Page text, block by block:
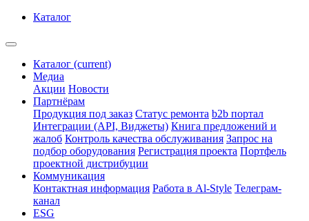
Каталог
Каталог (current)
Медиа
Акции Новости
Партнёрам
Продукция под заказ Статус ремонта b2b портал
Интеграции (API, Виджеты) Книга предложений и
жалоб Контроль качества обслуживания Запрос на
подбор оборудования Регистрация проекта Портфель
проектной дистрибуции
Коммуникация
Контактная информация Работа в Al-Style Телеграм-
канал
ESG